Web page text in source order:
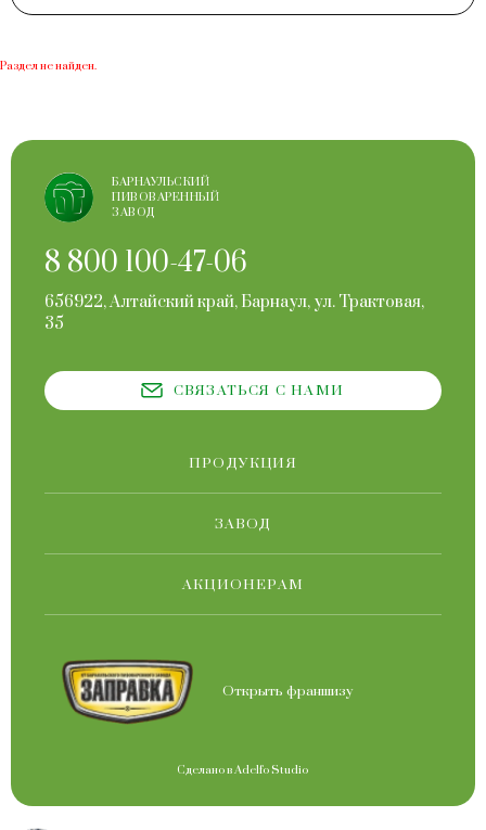
Раздел не найден.
БАРНАУЛЬСКИЙ
ПИВОВАРЕННЫЙ
ЗАВОД
8 800 100-47-06
656922, Алтайский край, Барнаул, ул. Трактовая,
35
СВЯЗАТЬСЯ С НАМИ
ПРОДУКЦИЯ
ЗАВОД
АКЦИОНЕРАМ
Открыть франшизу
Сделано вAdelfo Studio